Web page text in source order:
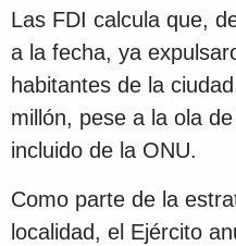
Las FDI calcula que,
a la fecha, ya
habitantes de la
millón, pese a la ola
incluido de la ONU.
Como parte de la
localidad, el Ejército